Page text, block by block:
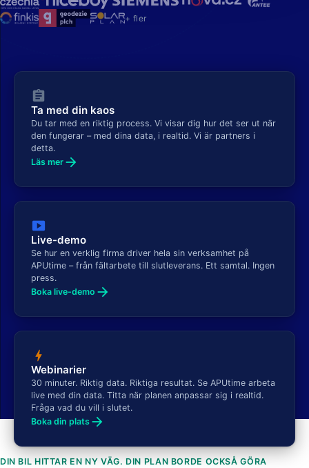
+ fler
assignment
Ta med din kaos
Du tar med en riktig process. Vi visar dig hur det ser ut när
den fungerar – med dina data, i realtid. Vi är partners i
detta.
Läs mer arrow_forward
smart_display
Live-demo
Se hur en verklig firma driver hela sin verksamhet på
APUtime – från fältarbete till slutleverans. Ett samtal. Ingen
press.
Boka live-demo arrow_forward
bolt
Webinarier
30 minuter. Riktig data. Riktiga resultat. Se APUtime arbeta
live med din data. Titta när planen anpassar sig i realtid.
Fråga vad du vill i slutet.
Boka din plats arrow_forward
DIN BIL HITTAR EN NY VÄG. DIN PLAN BORDE OCKSÅ GÖRA